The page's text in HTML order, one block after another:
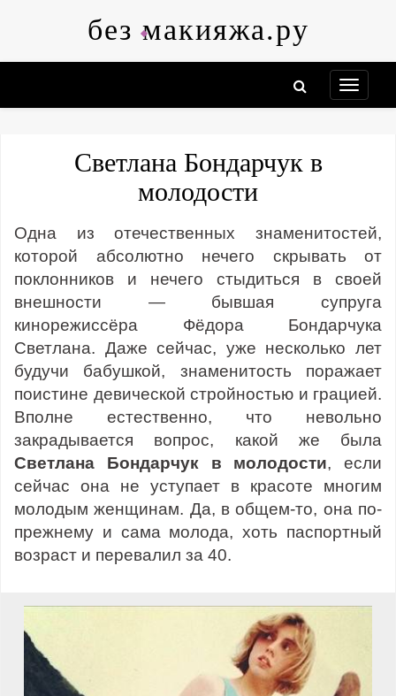
без макияжа.ру
Светлана Бондарчук в
молодости
Одна из отечественных знаменитостей,
которой абсолютно нечего скрывать от
поклонников и нечего стыдиться в своей
внешности — бывшая супруга
кинорежиссёра Фёдора Бондарчука
Светлана. Даже сейчас, уже несколько лет
будучи бабушкой, знаменитость поражает
поистине девической стройностью и грацией.
Вполне естественно, что невольно
закрадывается вопрос, какой же была
Светлана Бондарчук в молодости, если
сейчас она не уступает в красоте многим
молодым женщинам. Да, в общем-то, она по-
прежнему и сама молода, хоть паспортный
возраст и перевалил за 40.